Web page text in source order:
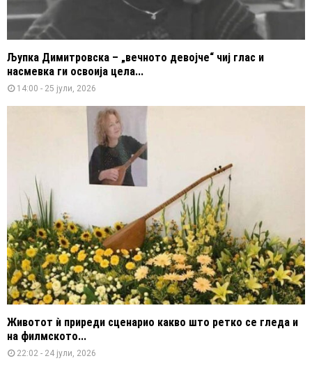
Љупка Димитровска – „вечното девојче“ чиј глас и
насмевка ги освоија цела...
14:00 - 25 јули, 2026
Животот ѝ приреди сценарио какво што ретко се гледа и
на филмското...
22:02 - 24 јули, 2026